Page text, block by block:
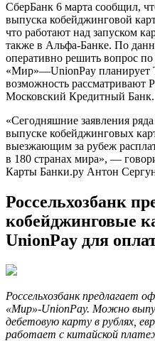
СберБанк 6 марта сообщил,
выпуска кобейджинговой
что работают над запуском
также в Альфа-Банке. По
оперативно решить вопрос
«Мир»—UnionPay планирует
возможность рассматривают
Московский Кредитный Банк.
«Сегодняшние заявления
выпуске кобейджинговых
выезжающим за рубеж
в 180 странах мира», —
Карты Банки.ру Антон
Россельхозбанк
кобейджинговые
UnionPay для
Россельхозбанк предлагает
«Мир»-UnionPay. Можно
дебетовую карту в рублях,
работает с китайской